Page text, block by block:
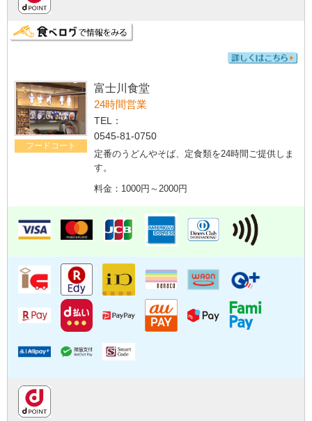
フードコート
富士川食堂
24時間営業
TEL：
0545-81-0750
定番のうどんやそば、定食類を24時間ご提供しま
す。
料金：1000円～2000円